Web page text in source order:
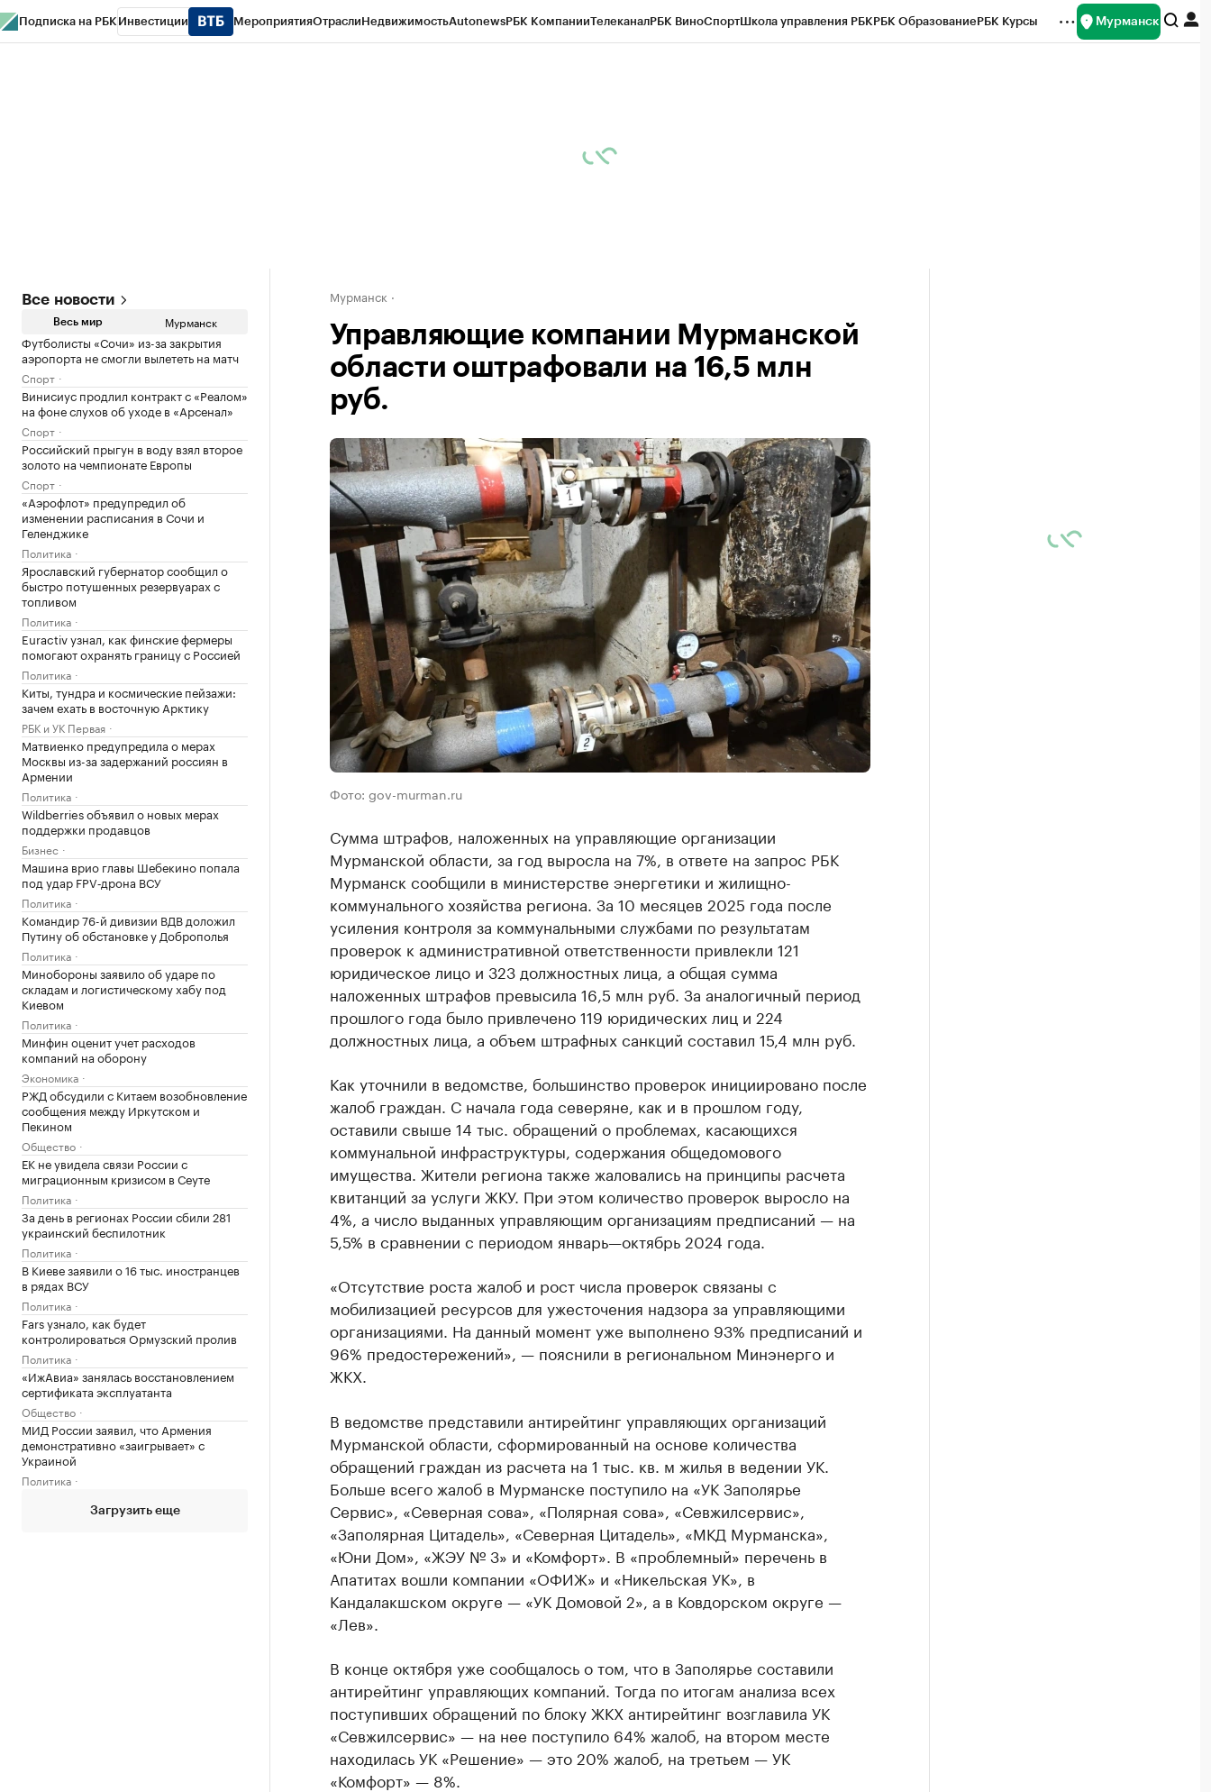
Подписка на РБК Инвестиции МероприятияОтраслиНедвижимостьAutonewsРБК КомпанииТелеканалРБК ВиноСпортШкола управления РБКРБК ОбразованиеРБК Курсы Мурманск
Все новости
Весь мир Мурманск
Футболисты «Сочи» из-за закрытия
аэропорта не смогли вылететь на матч
Спорт
Винисиус продлил контракт с «Реалом»
на фоне слухов об уходе в «Арсенал»
Спорт
Российский прыгун в воду взял второе
золото на чемпионате Европы
Спорт
«Аэрофлот» предупредил об
изменении расписания в Сочи и
Геленджике
Политика
Ярославский губернатор сообщил о
быстро потушенных резервуарах с
топливом
Политика
Euractiv узнал, как финские фермеры
помогают охранять границу с Россией
Политика
Киты, тундра и космические пейзажи:
зачем ехать в восточную Арктику
РБК и УК Первая
Матвиенко предупредила о мерах
Москвы из-за задержаний россиян в
Армении
Политика
Wildberries объявил о новых мерах
поддержки продавцов
Бизнес
Машина врио главы Шебекино попала
под удар FPV‑дрона ВСУ
Политика
Командир 76-й дивизии ВДВ доложил
Путину об обстановке у Доброполья
Политика
Минобороны заявило об ударе по
складам и логистическому хабу под
Киевом
Политика
Минфин оценит учет расходов
компаний на оборону
Экономика
РЖД обсудили с Китаем возобновление
сообщения между Иркутском и
Пекином
Общество
ЕК не увидела связи России с
миграционным кризисом в Сеуте
Политика
За день в регионах России сбили 281
украинский беспилотник
Политика
В Киеве заявили о 16 тыс. иностранцев
в рядах ВСУ
Политика
Fars узнало, как будет
контролироваться Ормузский пролив
Политика
«ИжАвиа» занялась восстановлением
сертификата эксплуатанта
Общество
МИД России заявил, что Армения
демонстративно «заигрывает» с
Украиной
Политика
Загрузить еще
Мурманск
Управляющие компании Мурманской
области оштрафовали на 16,5 млн
руб.
Фото: gov-murman.ru
Сумма штрафов, наложенных на управляющие организации
Мурманской области, за год выросла на 7%, в ответе на запрос РБК
Мурманск сообщили в министерстве энергетики и жилищно-
коммунального хозяйства региона. За 10 месяцев 2025 года после
усиления контроля за коммунальными службами по результатам
проверок к административной ответственности привлекли 121
юридическое лицо и 323 должностных лица, а общая сумма
наложенных штрафов превысила 16,5 млн руб. За аналогичный период
прошлого года было привлечено 119 юридических лиц и 224
должностных лица, а объем штрафных санкций составил 15,4 млн руб.
Как уточнили в ведомстве, большинство проверок инициировано после
жалоб граждан. С начала года северяне, как и в прошлом году,
оставили свыше 14 тыс. обращений о проблемах, касающихся
коммунальной инфраструктуры, содержания общедомового
имущества. Жители региона также жаловались на принципы расчета
квитанций за услуги ЖКУ. При этом количество проверок выросло на
4%, а число выданных управляющим организациям предписаний — на
5,5% в сравнении с периодом январь—октябрь 2024 года.
«Отсутствие роста жалоб и рост числа проверок связаны с
мобилизацией ресурсов для ужесточения надзора за управляющими
организациями. На данный момент уже выполнено 93% предписаний и
96% предостережений», — пояснили в региональном Минэнерго и
ЖКХ.
В ведомстве представили антирейтинг управляющих организаций
Мурманской области, сформированный на основе количества
обращений граждан из расчета на 1 тыс. кв. м жилья в ведении УК.
Больше всего жалоб в Мурманске поступило на «УК Заполярье
Сервис», «Северная сова», «Полярная сова», «Севжилсервис»,
«Заполярная Цитадель», «Северная Цитадель», «МКД Мурманска»,
«Юни Дом», «ЖЭУ № 3» и «Комфорт». В «проблемный» перечень в
Апатитах вошли компании «ОФИЖ» и «Никельская УК», в
Кандалакшском округе — «УК Домовой 2», а в Ковдорском округе —
«Лев».
В конце октября уже сообщалось о том, что в Заполярье составили
антирейтинг управляющих компаний. Тогда по итогам анализа всех
поступивших обращений по блоку ЖКХ антирейтинг возглавила УК
«Севжилсервис» — на нее поступило 64% жалоб, на втором месте
находилась УК «Решение» — это 20% жалоб, на третьем — УК
«Комфорт» — 8%.